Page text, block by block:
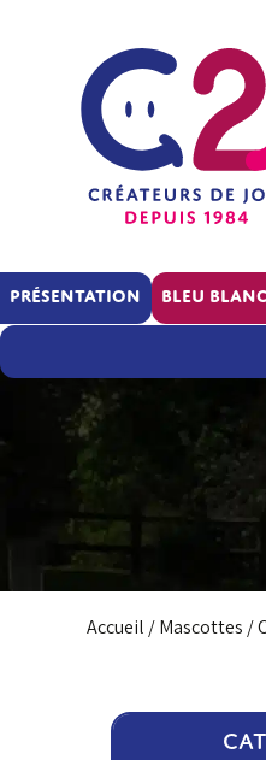
Présentation BLEU
Accueil /Mascottes /